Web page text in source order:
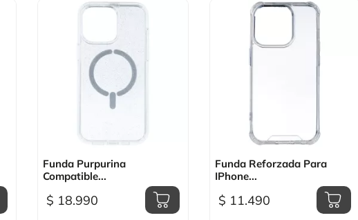
Vista rápida
Funda Purpurina
Compatible...
$ 18.990
Vista rápida
Funda Reforzada Para
IPhone...
$ 11.490